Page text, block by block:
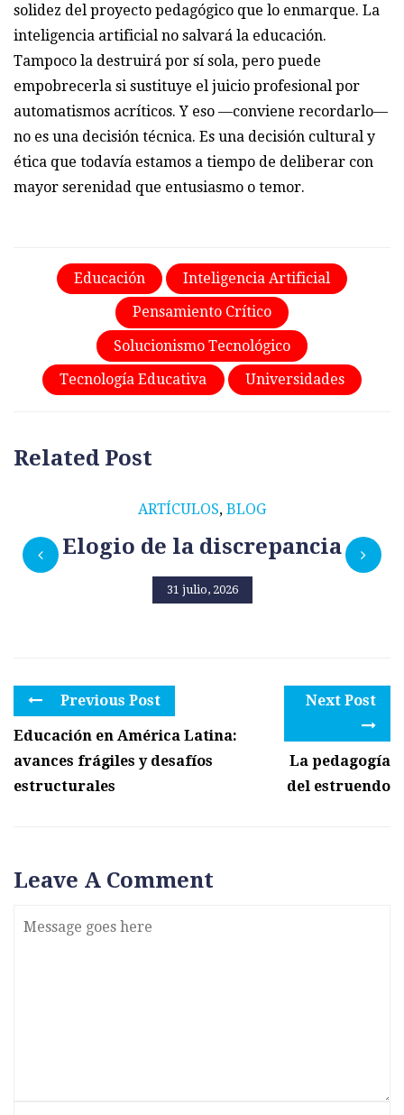
solidez del proyecto pedagógico que lo enmarque. La
inteligencia artificial no salvará la educación.
Tampoco la destruirá por sí sola, pero puede
empobrecerla si sustituye el juicio profesional por
automatismos acríticos. Y eso —conviene recordarlo—
no es una decisión técnica. Es una decisión cultural y
ética que todavía estamos a tiempo de deliberar con
mayor serenidad que entusiasmo o temor.
Educación
Inteligencia Artificial
Pensamiento Crítico
Solucionismo Tecnológico
Tecnología Educativa
Universidades
Related Post
ARTÍCULOS, BLOG
Elogio de la discrepancia
31 julio, 2026
Previous Post
Educación en América Latina:
avances frágiles y desafíos
estructurales
Next Post
La pedagogía
del estruendo
Leave A Comment